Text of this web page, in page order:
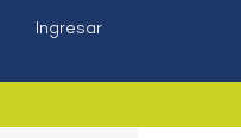
Ingresar